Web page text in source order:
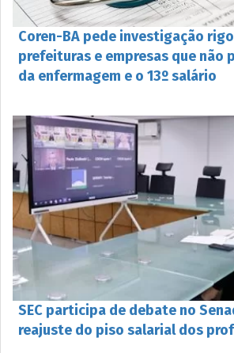
Coren-BA pede investigação
prefeituras e empresas que não
da enfermagem e o 13º salário
SEC participa de debate no
reajuste do piso salarial dos